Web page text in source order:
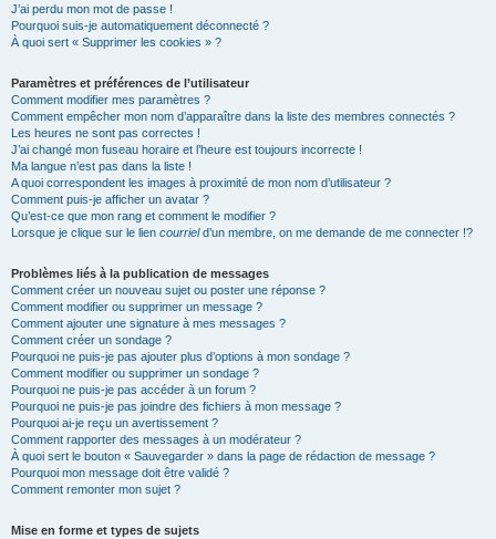
J’ai perdu mon mot de passe !
Pourquoi suis-je automatiquement déconnecté ?
À quoi sert « Supprimer les cookies » ?
Paramètres et préférences de l’utilisateur
Comment modifier mes paramètres ?
Comment empêcher mon nom d’apparaître dans la liste des membres connectés ?
Les heures ne sont pas correctes !
J’ai changé mon fuseau horaire et l’heure est toujours incorrecte !
Ma langue n’est pas dans la liste !
A quoi correspondent les images à proximité de mon nom d’utilisateur ?
Comment puis-je afficher un avatar ?
Qu’est-ce que mon rang et comment le modifier ?
Lorsque je clique sur le lien courrield’un membre, on me demande de me connecter !?
Problèmes liés à la publication de messages
Comment créer un nouveau sujet ou poster une réponse ?
Comment modifier ou supprimer un message ?
Comment ajouter une signature à mes messages ?
Comment créer un sondage ?
Pourquoi ne puis-je pas ajouter plus d’options à mon sondage ?
Comment modifier ou supprimer un sondage ?
Pourquoi ne puis-je pas accéder à un forum ?
Pourquoi ne puis-je pas joindre des fichiers à mon message ?
Pourquoi ai-je reçu un avertissement ?
Comment rapporter des messages à un modérateur ?
À quoi sert le bouton « Sauvegarder » dans la page de rédaction de message ?
Pourquoi mon message doit être validé ?
Comment remonter mon sujet ?
Mise en forme et types de sujets